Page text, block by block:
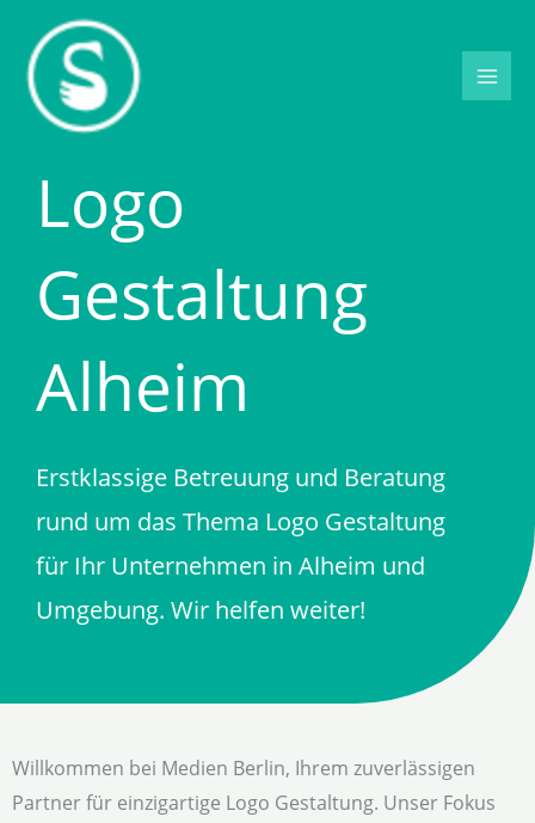
Inhalt
springen
Logo
Gestaltung
Alheim
Erstklassige Betreuung und Beratung
rund um das Thema Logo Gestaltung
für Ihr Unternehmen in Alheim und
Umgebung. Wir helfen weiter!
Willkommen bei Medien Berlin, Ihrem zuverlässigen
Partner für einzigartige Logo Gestaltung. Unser Fokus